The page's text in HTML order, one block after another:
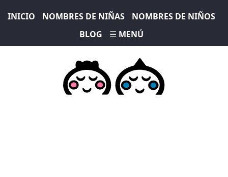
INICIO NOMBRES DE NIÑAS
NOMBRES DE NIÑOS
BLOG
☰ MENÚ